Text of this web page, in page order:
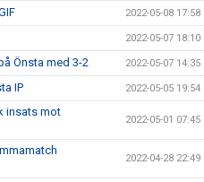
2022-05-08 17:58
2022-05-07 18:10
Önsta med 3-2 2022-05-07 14:35
IP 2022-05-05 19:54
insats mot
2022-05-01 07:45
2022-04-28 22:49